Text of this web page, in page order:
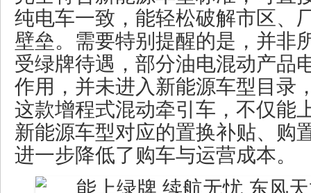
纯电车一致，能轻松破解市区、
壁垒。需要特别提醒的是，并非
受绿牌待遇，部分油电混动产品
作用，并未进入新能源车型目录
这款增程式混动牵引车，不仅能
新能源车型对应的置换补贴、购
进一步降低了购车与运营成本。